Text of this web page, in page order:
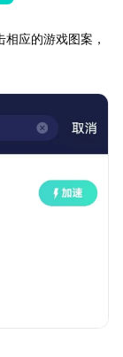
应的游戏图案，